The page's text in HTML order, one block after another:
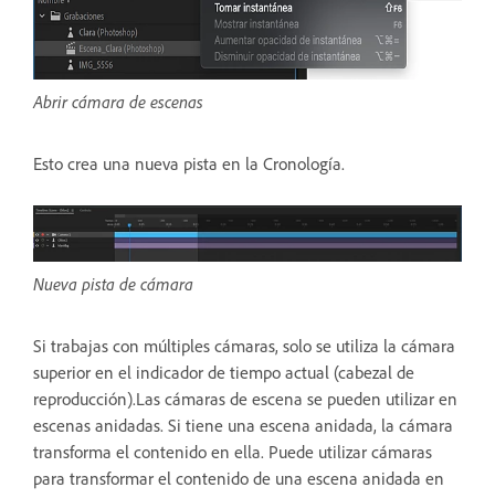
Abrir cámara de escenas
Esto crea una nueva pista en la Cronología.
Nueva pista de cámara
Si trabajas con múltiples cámaras, solo se utiliza la cámara
superior en el indicador de tiempo actual (cabezal de
reproducción).Las cámaras de escena se pueden utilizar en
escenas anidadas. Si tiene una escena anidada, la cámara
transforma el contenido en ella. Puede utilizar cámaras
para transformar el contenido de una escena anidada en